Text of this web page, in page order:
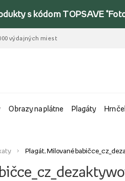
s kódom TOPSAVE
výdajných miest
Obrazy na plátne Plagáty
Plagát, Milované